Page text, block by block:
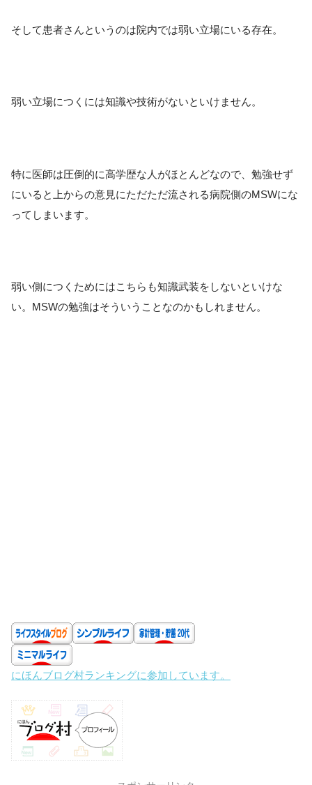
そして患者さんというのは院内では弱い立場にいる存在。
弱い立場につくには知識や技術がないといけません。
特に医師は圧倒的に高学歴な人がほとんどなので、勉強せず
にいると上からの意見にただただ流される病院側のMSWにな
ってしまいます。
弱い側につくためにはこちらも知識武装をしないといけな
い。MSWの勉強はそういうことなのかもしれません。
にほんブログ村ランキングに参加しています。